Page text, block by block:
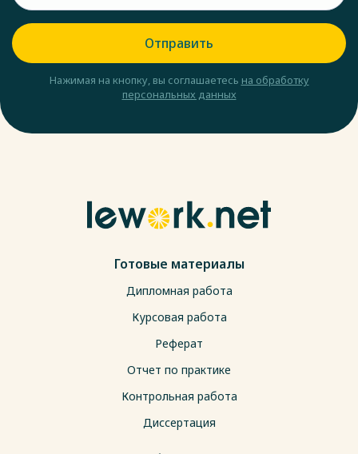
построена в 1976 году, строительство второй очереди
завершено в 2016 году. Благовещенская ТЭЦ снабжает
энергией промышленные предприятия и жителей города, а
также является базовым предприятием для амурских
Весь текст будет доступенпосле покупки
Отправить
Нажимая на кнопку, вы соглашаетесь на обработку
персональных данных
Готовые материалы
Дипломная работа
Курсовая работа
Реферат
Отчет по практике
Контрольная работа
Диссертация